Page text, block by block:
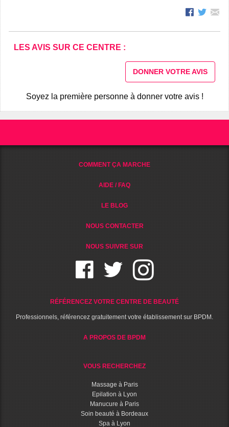
LES AVIS SUR CE CENTRE :
DONNER VOTRE AVIS
Soyez la première personne à donner votre avis !
COMMENT ÇA MARCHE
AIDE / FAQ
LE BLOG
NOUS CONTACTER
NOUS SUIVRE SUR
RÉFÉRENCEZ VOTRE CENTRE DE BEAUTÉ
Professionnels, référencez gratuitement votre établissement sur BPDM.
A PROPOS DE BPDM
VOUS RECHERCHEZ
Massage à Paris
Epilation à Lyon
Manucure à Paris
Soin beauté à Bordeaux
Spa à Lyon